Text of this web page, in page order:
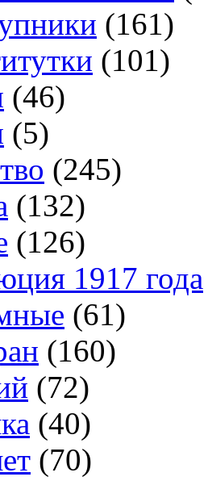
(161)
(101)
(46)
(5)
(245)
(132)
(126)
1917 года
(61)
(160)
(72)
(40)
(70)